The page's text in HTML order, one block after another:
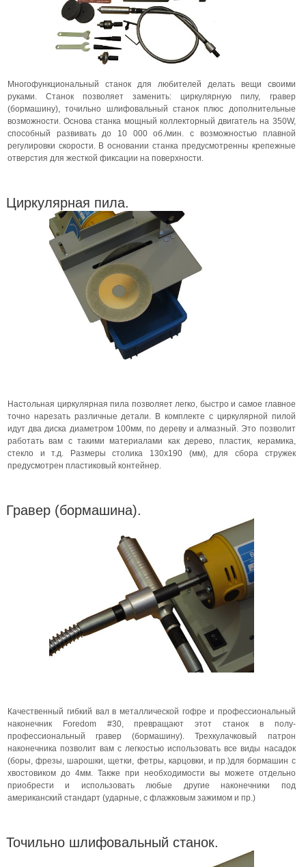
Многофункциональный станок для любителей делать вещи своими
руками. Станок позволяет заменить: циркулярную пилу, гравер
(бормашину), точильно шлифовальный станок плюс дополнительные
возможности. Основа станка мощный коллекторный двигатель на 350W,
способный развивать до 10 000 об./мин. с возможностью плавной
регулировки скорости. В основании станка предусмотренны крепежные
отверстия для жесткой фиксации на поверхности.
Циркулярная пила.
Настольная циркулярная пила позволяет легко, быстро и самое главное
точно нарезать различные детали. В комплекте с циркулярной пилой
идут два диска диаметром 100мм, по дереву и алмазный. Это позволит
работать вам с такими материалами как дерево, пластик, керамика,
стекло и т.д. Размеры столика 130х190 (мм), для сбора стружек
предусмотрен пластиковый контейнер.
Гравер (бормашина).
Качественный гибкий вал в металлической гофре и профессиональный
наконечник Foredom #30, превращают этот станок в полу-
профессиональный гравер (бормашину). Трехкулачковый патрон
наконечника позволит вам с легкостью использовать все виды насадок
(боры, фрезы, шарошки, щетки, фетры, карцовки, и пр.)для бормашин с
хвостовиком до 4мм. Также при необходимости вы можете отдельно
приобрести и использовать любые другие наконечники под
американский стандарт (ударные, с флажковым зажимом и пр.)
Точильно шлифовальный станок.